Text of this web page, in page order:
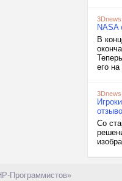
NASA
В
его на
Со
Программистов»